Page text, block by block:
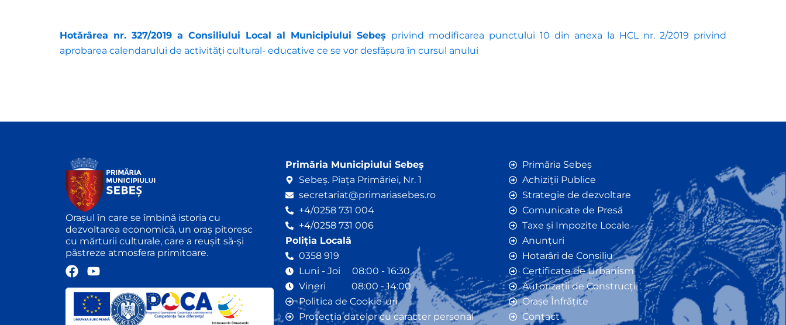
Hotărârea nr. 327/2019 a Consiliului Local al Municipiului Sebeș privind modificarea punctului 10 din anexa la HCL nr. 2/2019 privind
aprobarea calendarului de activități cultural- educative ce se vor desfășura în cursul anului
Orașul în care se îmbină istoria cu
dezvoltarea economică, un oraș pitoresc
cu mărturii culturale, care a reușit să-și
păstreze atmosfera primitoare.
F
c
Y
u
t
Primăria Municipiului Sebeș
Sebeș. Piața Primăriei, Nr. 1
secretariat@primariasebes.ro
+4/0258 731 004
+4/0258 731 006
Poliția Locală
0358 919
Luni - Joi 08:00 - 16:30
Vineri 08:00 - 14:00
Politica de Cookie-uri
Protecția datelor cu caracter personal
Primăria Sebeș
Achiziții Publice
Strategie de dezvoltare
Comunicate de Presă
Taxe și Impozite Locale
Anunțuri
Hotarâri de Consiliu
Certificate de Urbanism
Autorizații de Construcții
Orașe Înfrățite
Contact